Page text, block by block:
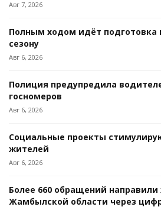
Авг 7, 2026
Полным ходом идёт подготовка
сезону
Авг 6, 2026
Полиция предупредила
госномеров
Авг 6, 2026
Социальные проекты
жителей
Авг 6, 2026
Более 660 обращений
Жамбылской области через